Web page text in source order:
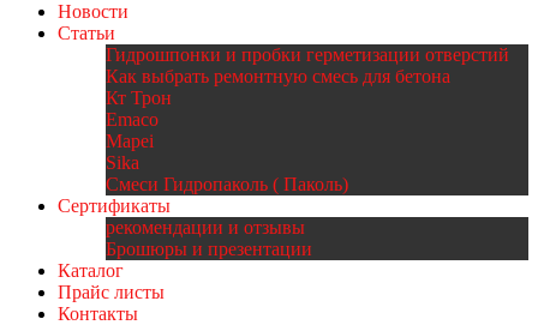
Новости
Статьи
Гидрошпонки и пробки герметизации отверстий
Как выбрать ремонтную смесь для бетона
Кт Трон
Emaco
Mapei
Sika
Смеси Гидропаколь ( Паколь)
Сертификаты
рекомендации и отзывы
Брошюры и презентации
Каталог
Прайс листы
Контакты